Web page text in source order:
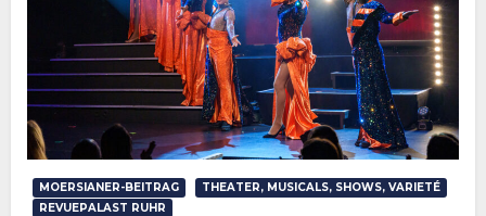
MOERSIANER-BEITRAG
THEATER, MUSICALS, SHOWS, VARIETÉ
REVUEPALAST RUHR